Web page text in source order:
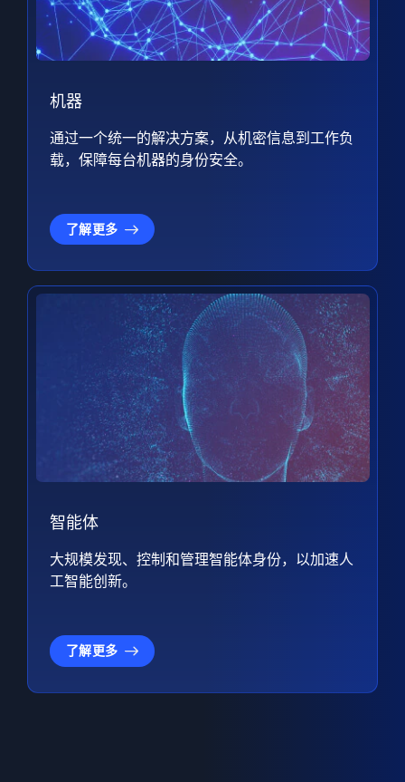
机器
通过一个统一的解决方案，从机密信息到工作负
载，保障每台机器的身份安全。
了解更多
智能体
大规模发现、控制和管理智能体身份，以加速人
工智能创新。
了解更多